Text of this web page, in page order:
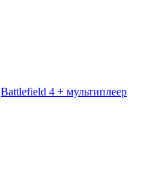
Battlefield 4 + мультиплеер